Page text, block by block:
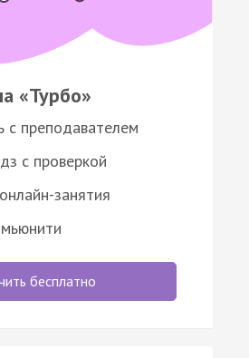
«Турбо»
с преподавателем
с проверкой
занятия
бесплатно